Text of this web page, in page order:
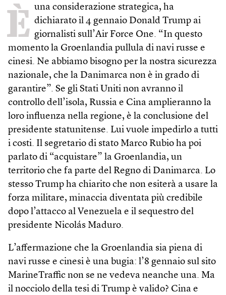
È una considerazione strategica, ha
dichiarato il 4 gennaio Donald Trump ai
giornalisti sull’Air Force One. “In questo
momento la Groenlandia pullula di navi russe e
cinesi. Ne abbiamo bisogno per la nostra sicurezza
nazionale, che la Danimarca non è in grado di
garantire”. Se gli Stati Uniti non avranno il
controllo dell’isola, Russia e Cina amplieranno la
loro influenza nella regione, è la conclusione del
presidente statunitense. Lui vuole impedirlo a tutti
i costi. Il segretario di stato Marco Rubio ha poi
parlato di “acquistare” la Groenlandia, un
territorio che fa parte del Regno di Danimarca. Lo
stesso Trump ha chiarito che non esiterà a usare la
forza militare, minaccia diventata più credibile
dopo l’attacco al Venezuela e il sequestro del
presidente Nicolás Maduro.
L’affermazione che la Groenlandia sia piena di
navi russe e cinesi è una bugia: l’8 gennaio sul sito
MarineTraffic non se ne vedeva neanche una. Ma
il nocciolo della tesi di Trump è valido? Cina e